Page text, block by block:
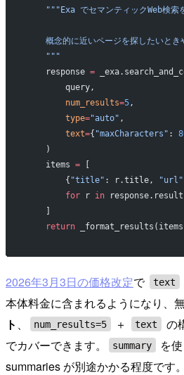
"""Exa でセマンティックWeb検索
概念的に近いページを探したいとき
    """
    response
=
        query,
        num_results
=5,
        type
="auto"
        text
={ "maxCharacters" :
    )
    items
= [
        {
"title" : r.title, "url"
        for
r in
    ]
    return
2026年3月3日の価格改定で text
本体料金に含まれるようになり、
ト 、 num_results=5 ＋ text
の
でカバーできます。
summary
を
summaries が別途かかる程度です。